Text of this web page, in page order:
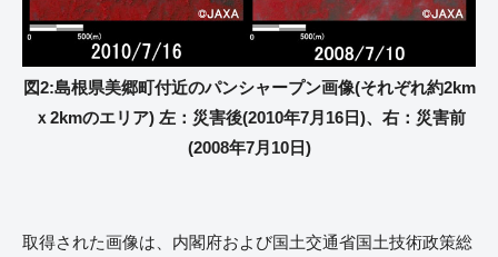
図2:島根県美郷町付近のパンシャープン画像(それぞれ約2km
ｘ2kmのエリア) 左：災害後(2010年7月16日)、右：災害前
(2008年7月10日)
取得された画像は、内閣府および国土交通省国土技術政策総